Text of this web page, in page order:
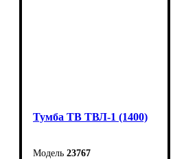
Тумба ТВ ТВЛ-1 (1400)
23767